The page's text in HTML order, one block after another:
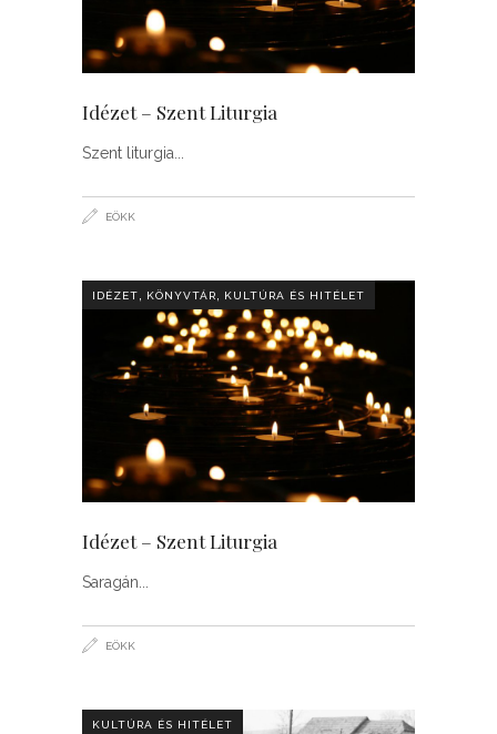
Idézet – Szent Liturgia
Szent liturgia
EÖKK
IDÉZET KÖNYVTÁR KULTÚRA ÉS HITÉLET
Idézet – Szent Liturgia
Saragán
EÖKK
KULTÚRA ÉS HITÉLET